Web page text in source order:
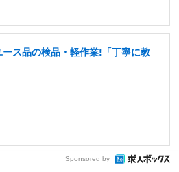
ース品の検品・軽作業!「丁寧に教
Sponsored by